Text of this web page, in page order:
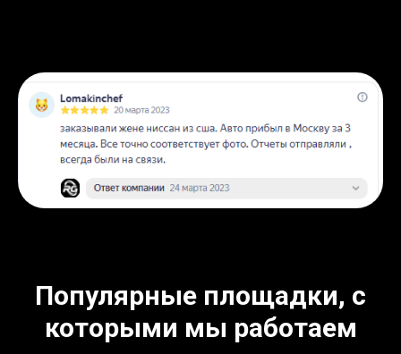
Популярные площадки, с
которыми мы работаем